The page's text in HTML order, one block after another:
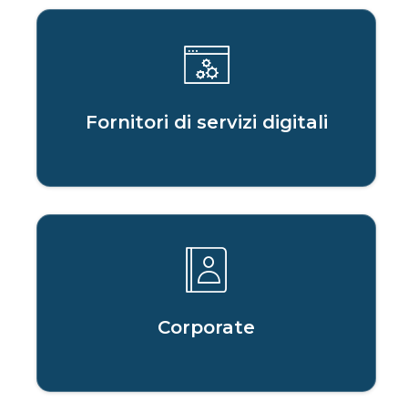
Fornitori di servizi digitali
Corporate